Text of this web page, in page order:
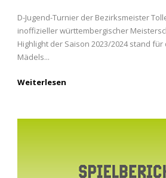
D-Jugend-Turnier der Bezirksmeister
inoffizieller württembergischer
Highlight der Saison 2023/2024 stand für
Mädels...
Weiterlesen